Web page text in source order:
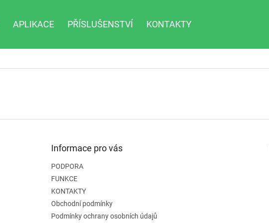
APLIKACE PŘÍSLUŠENSTVÍ KONTAKTY
Informace pro vás
PODPORA
FUNKCE
KONTAKTY
Obchodní podmínky
Podmínky ochrany osobních údajů